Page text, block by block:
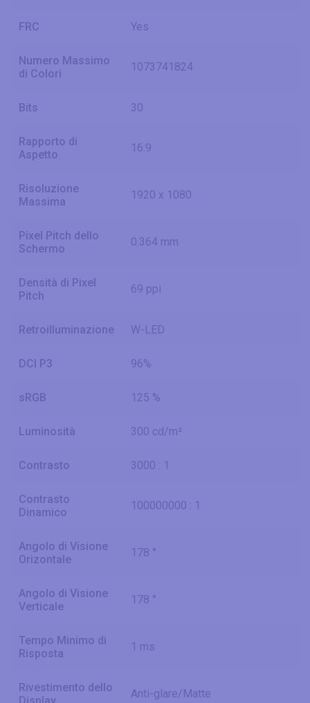
FRC Yes
Numero Massimo
di Colori
1073741824
Bits 30
Rapporto di
Aspetto
16:9
Risoluzione
Massima
1920 x 1080
Pixel Pitch dello
Schermo
0.364 mm
Densità di Pixel
Pitch
69 ppi
Retroilluminazione W-LED
DCI P3 96%
sRGB 125 %
Luminosità 300 cd/m²
Contrasto 3000 : 1
Contrasto
Dinamico
100000000 : 1
Angolo di Visione
Orizontale
178 °
Angolo di Visione
Verticale
178 °
Tempo Minimo di
Risposta
1 ms
Rivestimento dello
Anti-glare/Matte